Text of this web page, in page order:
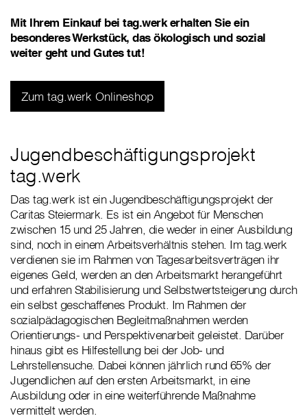
Mit Ihrem Einkauf bei tag.werk erhalten Sie ein
besonderes Werkstück, das ökologisch und sozial
weiter geht und Gutes tut!
Zum tag.werk Onlineshop
Jugendbeschäftigungsprojekt
tag.werk
Das tag.werk ist ein Jugendbeschäftigungsprojekt der
Caritas Steiermark. Es ist ein Angebot für Menschen
zwischen 15 und 25 Jahren, die weder in einer Ausbildung
sind, noch in einem Arbeitsverhältnis stehen. Im tag.werk
verdienen sie im Rahmen von Tagesarbeitsverträgen ihr
eigenes Geld, werden an den Arbeitsmarkt herangeführt
und erfahren Stabilisierung und Selbstwertsteigerung durch
ein selbst geschaffenes Produkt. Im Rahmen der
sozialpädagogischen Begleitmaßnahmen werden
Orientierungs- und Perspektivenarbeit geleistet. Darüber
hinaus gibt es Hilfestellung bei der Job- und
Lehrstellensuche. Dabei können jährlich rund 65% der
Jugendlichen auf den ersten Arbeitsmarkt, in eine
Ausbildung oder in eine weiterführende Maßnahme
vermittelt werden.